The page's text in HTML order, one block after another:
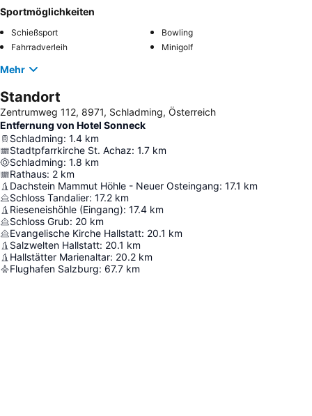
Sportmöglichkeiten
Schießsport
Bowling
Fahrradverleih
Minigolf
Mehr
Standort
Zentrumweg 112, 8971, Schladming, Österreich
Entfernung von Hotel Sonneck
Schladming: 1.4 km
Stadtpfarrkirche St. Achaz: 1.7 km
Schladming: 1.8 km
Rathaus: 2 km
Dachstein Mammut Höhle - Neuer Osteingang: 17.1 km
Schloss Tandalier: 17.2 km
Rieseneishöhle (Eingang): 17.4 km
Schloss Grub: 20 km
Evangelische Kirche Hallstatt: 20.1 km
Salzwelten Hallstatt: 20.1 km
Hallstätter Marienaltar: 20.2 km
Flughafen Salzburg: 67.7 km